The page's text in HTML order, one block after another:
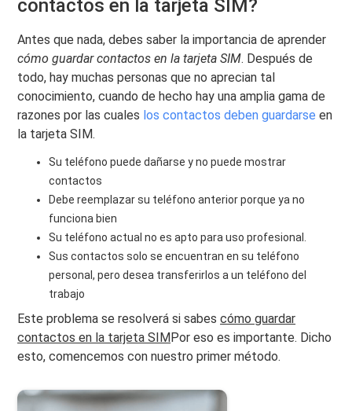
contactos en la tarjeta SIM?
Antes que nada, debes saber la importancia de aprender
cómo guardar contactos en la tarjeta SIM. Después de
todo, hay muchas personas que no aprecian tal
conocimiento, cuando de hecho hay una amplia gama de
razones por las cuales los contactos deben guardarse en
la tarjeta SIM.
Su teléfono puede dañarse y no puede mostrar
contactos
Debe reemplazar su teléfono anterior porque ya no
funciona bien
Su teléfono actual no es apto para uso profesional.
Sus contactos solo se encuentran en su teléfono
personal, pero desea transferirlos a un teléfono del
trabajo
Este problema se resolverá si sabescómo guardar
contactos en la tarjeta SIMPor eso es importante. Dicho
esto, comencemos con nuestro primer método.